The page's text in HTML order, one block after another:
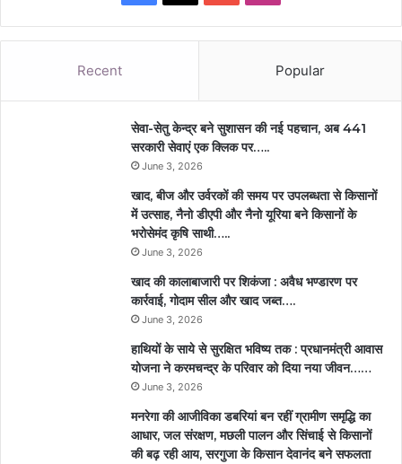
Recent Popular
सेवा-सेतु केन्द्र बने सुशासन की नई पहचान, अब 441
सरकारी सेवाएं एक क्लिक पर…..
June 3, 2026
खाद, बीज और उर्वरकों की समय पर उपलब्धता से किसानों
में उत्साह, नैनो डीएपी और नैनो यूरिया बने किसानों के
भरोसेमंद कृषि साथी…..
June 3, 2026
खाद की कालाबाजारी पर शिकंजा : अवैध भण्डारण पर
कार्रवाई, गोदाम सील और खाद जब्त….
June 3, 2026
हाथियों के साये से सुरक्षित भविष्य तक : प्रधानमंत्री आवास
योजना ने करमचन्द्र के परिवार को दिया नया जीवन……
June 3, 2026
मनरेगा की आजीविका डबरियां बन रहीं ग्रामीण समृद्धि का
आधार, जल संरक्षण, मछली पालन और सिंचाई से किसानों
की बढ़ रही आय, सरगुजा के किसान देवानंद बने सफलता